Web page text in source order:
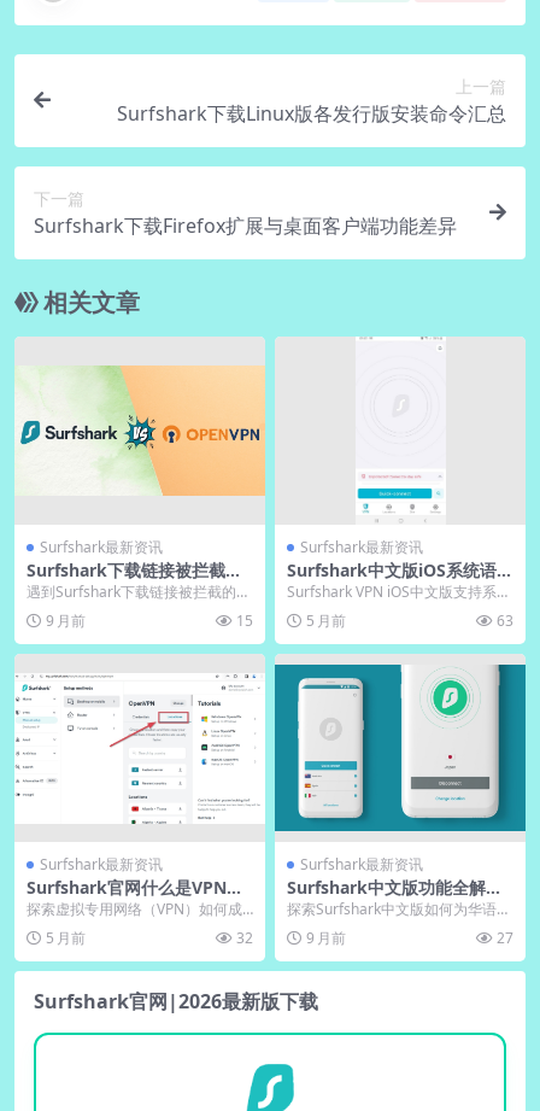
上一篇
Surfshark下载Linux版各发行版安装命令汇总
下一篇
Surfshark下载Firefox扩展与桌面客户端功能差异
相关文章
Surfshark最新资讯
Surfshark下载链接被拦截？
官方验证方法
遇到Surfshark下载链接被拦截的情
况常由网络服务商限制或区域管控
导致，本文...
9 月前 15
Surfshark最新资讯
Surfshark中文版iOS系统语言
自动适配设置
Surfshark VPN iOS中文版支持系统
语言自动适配，当iPhone设置...
5 月前 63
Surfshark最新资讯
Surfshark官网什么是VPN新
手入门指南
探索虚拟专用网络（VPN）如何成
为您在线隐私与安全的强大盾牌。
本指南清晰解析VP...
5 月前 32
Surfshark最新资讯
Surfshark中文版功能全解
析：隐私保护再升级
探索Surfshark中文版如何为华语用
户提供便捷高效的网络安全防护。
本指南详细...
9 月前 27
Surfshark官网|2026最新版下载